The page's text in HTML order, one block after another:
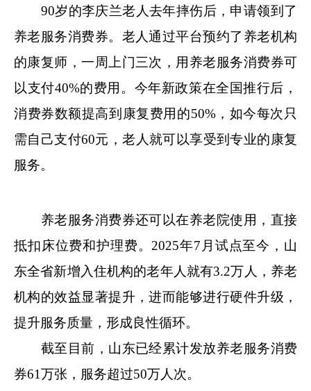
90岁的李庆兰老人去年摔伤后，申请领到了
养老服务消费券。老人通过平台预约了养老机构
的康复师，一周上门三次，用养老服务消费券可
以支付40%的费用。今年新政策在全国推行后，
消费券数额提高到康复费用的50%，如今每次只
需自己支付60元，老人就可以享受到专业的康复
服务。
养老服务消费券还可以在养老院使用，直接
抵扣床位费和护理费。2025年7月试点至今，山
东全省新增入住机构的老年人就有3.2万人，养老
机构的效益显著提升，进而能够进行硬件升级，
提升服务质量，形成良性循环。
截至目前，山东已经累计发放养老服务消费
券61万张，服务超过50万人次。